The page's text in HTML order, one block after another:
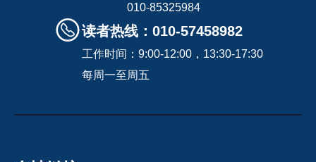
010-85325984
读者热线：010-57458982
工作时间：9:00-12:00，13:30-17:30
每周一至周五